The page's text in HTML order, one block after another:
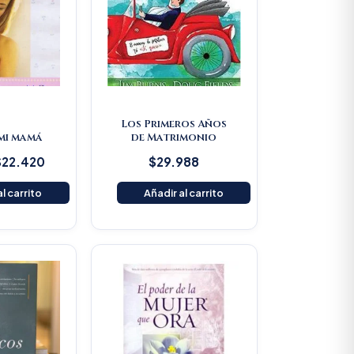
mamá
22.420
carrito
Los Primeros Años
de Matrimonio
$29.988
Añadir al carrito
price
was:
$80.500.
Current